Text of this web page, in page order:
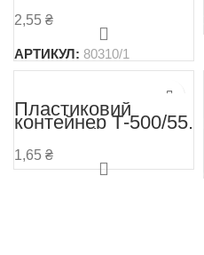
-250/76 з цільною
кришкою
2,55 ₴
АРТИКУЛ: 80310/1
Пластиковий
контейнер Т-500/55,
прозорий
1,65 ₴